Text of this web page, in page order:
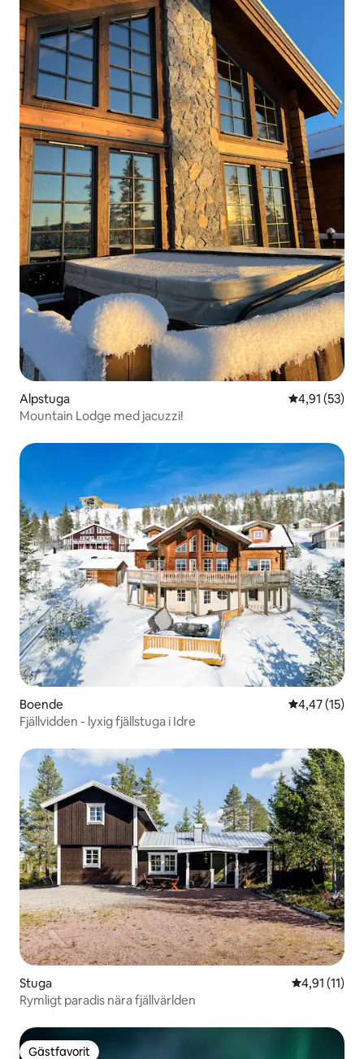
Alpstuga 4,91 av 5 i
4,91 (53)
Mountain Lodge med jacuzzi!
Boende 4,47 av 5 i
4,47 (15)
Fjällvidden - lyxig fjällstuga i Idre
Stuga 4,91 av 5 i
4,91 (11)
Rymligt paradis nära fjällvärlden
Gästfavorit